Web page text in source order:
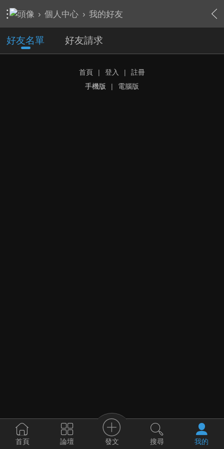
› 個人中心 › 我的好友
好友名單 好友請求
首頁 | 登入 |
註冊
手機版
| 電腦版
首頁 論壇 發文 搜尋 我的